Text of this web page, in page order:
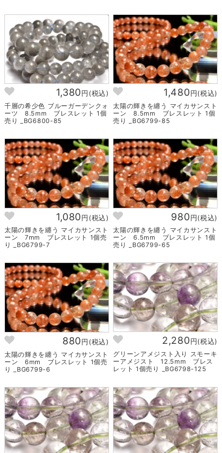
1,380円(税込)
千層の希少色 ブルーガーデンクォ
ーツ 8.5mm ブレスレット 1個
売り _BG6800-85
1,480円(税込)
太陽の輝きを纏う マイカサンスト
ーン 8.5mm ブレスレット 1個
売り _BG6799-85
1,080円(税込)
太陽の輝きを纏う マイカサンスト
ーン 7mm ブレスレット 1個売
り _BG6799-7
980円(税込)
太陽の輝きを纏う マイカサンスト
ーン 6.5mm ブレスレット 1個
売り _BG6799-65
880円(税込)
太陽の輝きを纏う マイカサンスト
ーン 6mm ブレスレット 1個売
り _BG6799-6
2,280円(税込)
グリーンアメジスト入り スモーキ
ーアメジスト 12.5mm ブレス
レット 1個売り _BG6798-125